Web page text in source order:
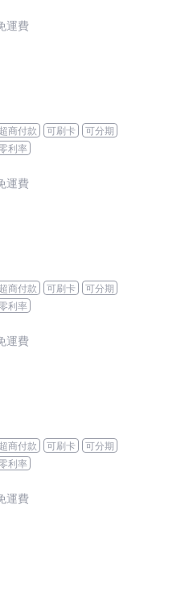
運費
超商付款 可刷卡
可分期
利率
運費
超商付款 可刷卡
可分期
利率
運費
超商付款 可刷卡
可分期
利率
運費